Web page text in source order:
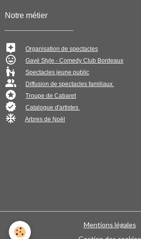
Notre métier
Organisation de spectacles
Gavé Style - Comedy Club Bordeaux
Spectacles jeune public
Diffusion de spectacles familiaux
Troupe de Cabaret
Catalogue d'artistes
Arbres de Noël
Mentions légales